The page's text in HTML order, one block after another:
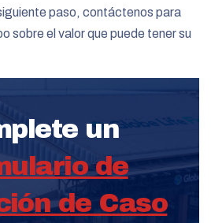
paso, contáctenos para
sobre el valor que puede tener su
un
de
de Caso